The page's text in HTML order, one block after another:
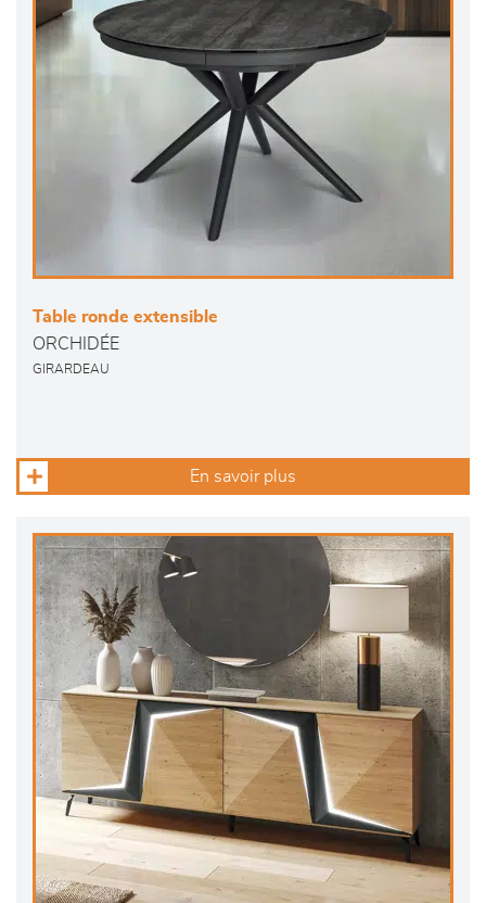
Table ronde extensible
ORCHIDÉE
GIRARDEAU
En savoir plus